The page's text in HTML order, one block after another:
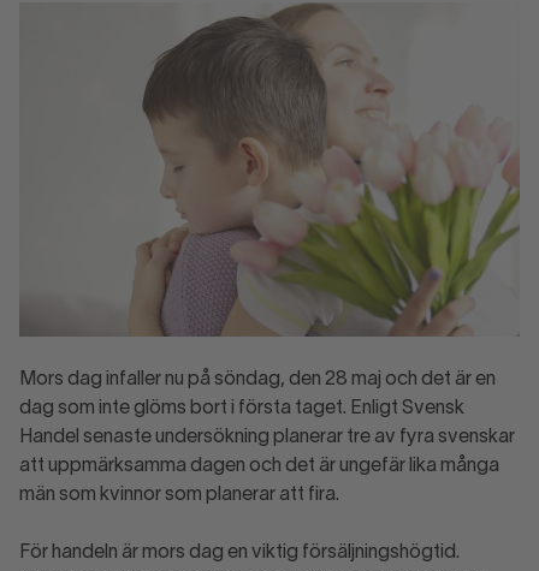
Mors dag infaller nu på söndag, den 28 maj och det är en
dag som inte glöms bort i första taget. Enligt Svensk
Handel senaste undersökning planerar tre av fyra svenskar
att uppmärksamma dagen och det är ungefär lika många
män som kvinnor som planerar att fira.
För handeln är mors dag en viktig försäljningshögtid.